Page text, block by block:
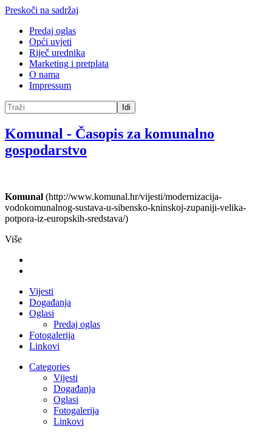
Preskoči na sadržaj
Predaj oglas
Opći uvjeti
Riječ urednika
Marketing i pretplata
O nama
Impressum
Idi
Komunal - Časopis za komunalno
gospodarstvo
Komunal (http://www.komunal.hr/vijesti/modernizacija-
vodokomunalnog-sustava-u-sibensko-kninskoj-zupaniji-velika-
potpora-iz-europskih-sredstava/)
Više
Vijesti
Događanja
Oglasi
Predaj oglas
Fotogalerija
Linkovi
Categories
Vijesti
Događanja
Oglasi
Fotogalerija
Linkovi